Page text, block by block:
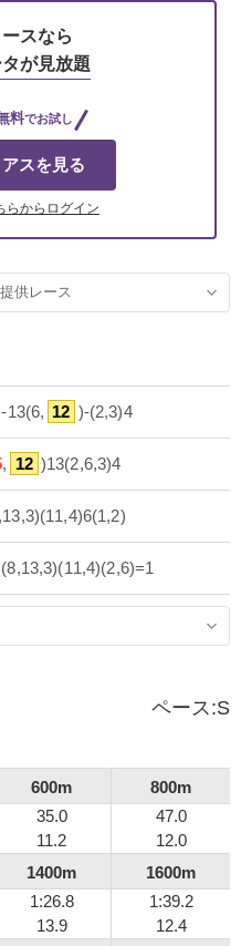
スなら
が見放題
料でお試し
スを見る
らからログイン
供レース
13(6, 12 )-(2,3)4
, 12 )13(2,6,3)4
ペース:S
600m
800m
35.0
11.2
47.0
12.0
1400m
1600m
1:26.8
13.9
1:39.2
12.4